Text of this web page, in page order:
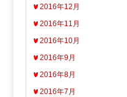
2016年12月
2016年11月
2016年10月
2016年9月
2016年8月
2016年7月